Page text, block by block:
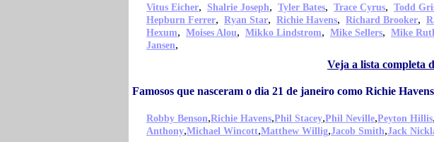
Vitus Eicher, Shalrie Joseph, Tyler Bates, Trace Cyrus, Todd
Hepburn Ferrer, Ryan Star, Richie Havens, Richard Brooker,
Hexum, Moises Alou, Mikko Lindstrom, Mike Sellers, Mike
Jansen,
Veja a lista completa
Famosos que nasceram o dia 21 de janeiro como Richie Havens
Robby Benson,Richie Havens,Phil Stacey,Phil Neville,Peyton Hillis,
Anthony,Michael Wincott,Matthew Willig,Jacob Smith,Jack